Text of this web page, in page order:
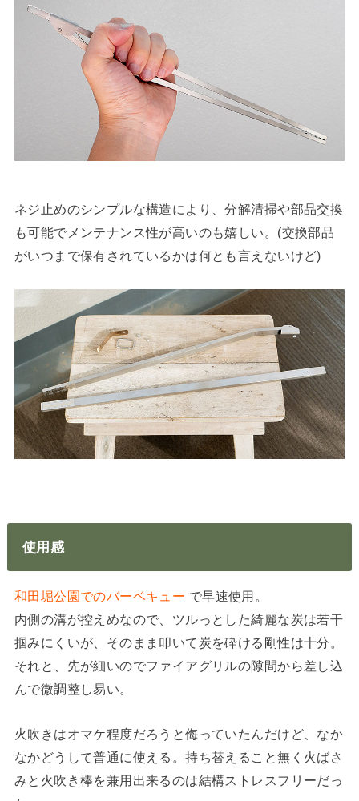
ネジ止めのシンプルな構造により、分解清掃や部品交換
も可能でメンテナンス性が高いのも嬉しい。(交換部品
がいつまで保有されているかは何とも言えないけど)
使用感
和田堀公園でのバーベキュー で早速使用。
内側の溝が控えめなので、ツルっとした綺麗な炭は若干
掴みにくいが、そのまま叩いて炭を砕ける剛性は十分。
それと、先が細いのでファイアグリルの隙間から差し込
んで微調整し易い。
火吹きはオマケ程度だろうと侮っていたんだけど、なか
なかどうして普通に使える。持ち替えること無く火ばさ
みと火吹き棒を兼用出来るのは結構ストレスフリーだっ